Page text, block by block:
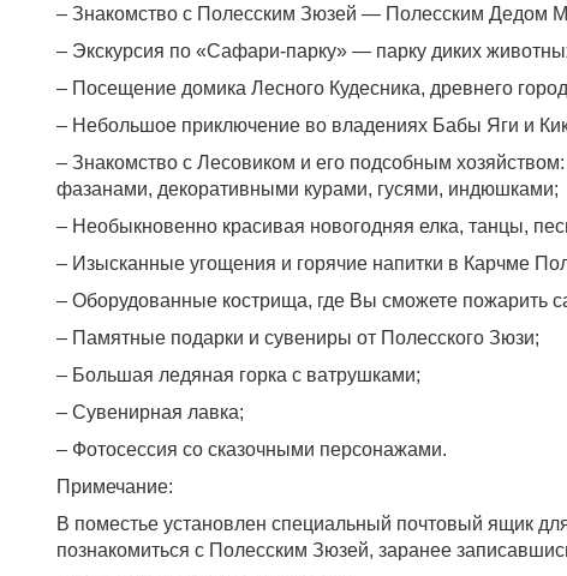
– Знакомство с Полесским Зюзей — Полесским Дедом
– Экскурсия по «Сафари-парку» — парку диких
– Посещение домика Лесного Кудесника, древнего
– Небольшое приключение во владениях Бабы Яги и
– Знакомство с Лесовиком и его подсобным
фазанами, декоративными курами, гусями, индюшками;
– Необыкновенно красивая новогодняя елка, танцы,
– Изысканные угощения и горячие напитки в Карчме
– Оборудованные кострища, где Вы сможете пожарить
– Памятные подарки и сувениры от Полесского Зюзи;
– Большая ледяная горка с ватрушками;
– Сувенирная лавка;
– Фотосессия со сказочными персонажами.
Примечание:
В поместье установлен специальный почтовый ящик
познакомиться с Полесским Зюзей, заранее